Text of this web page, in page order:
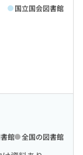
国立国会図書館
館 全国の図書館